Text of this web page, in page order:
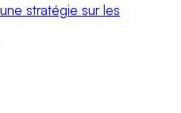
stratégie sur les